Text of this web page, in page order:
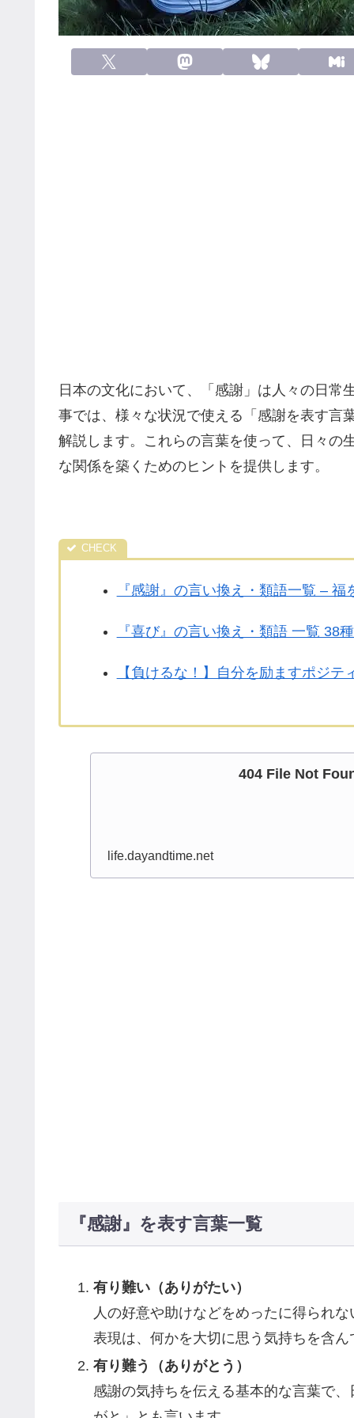
日本の文化において、「感謝」は人々の日常
事では、様々な状況で使える「感謝を表す言
解説します。これらの言葉を使って、日々の
な関係を築くためのヒントを提供します。
『感謝』の言い換え・類語一覧 –
『喜び』の言い換え・類語 一覧 38
【負けるな！】自分を励ますポジテ
404 File Not
life.dayandtime.net
『感謝』を表す言葉一覧
有り難い（ありがたい）
人の好意や助けなどをめったに得られ
表現は、何かを大切に思う気持ちを含ん
有り難う（ありがとう）
感謝の気持ちを伝える基本的な言葉で